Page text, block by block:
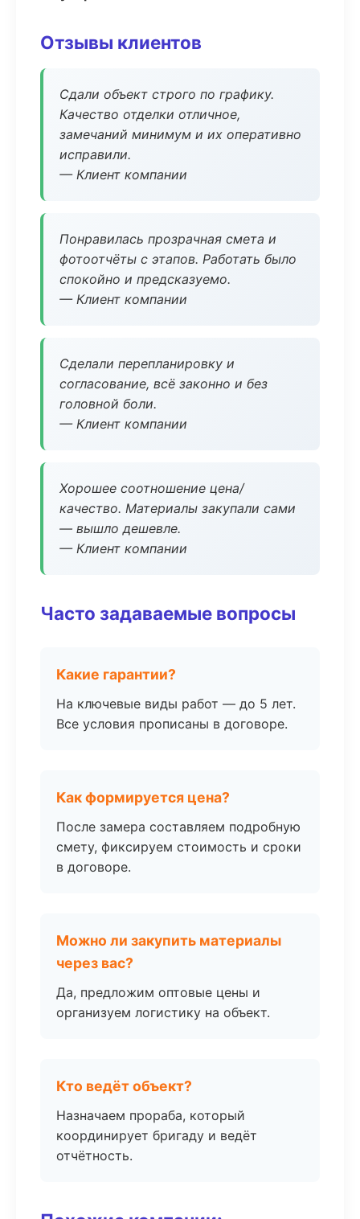
Отзывы клиентов
Сдали объект строго по графику.
Качество отделки отличное,
замечаний минимум и их оперативно
исправили.
— Клиент компании
Понравилась прозрачная смета и
фотоотчёты с этапов. Работать было
спокойно и предсказуемо.
— Клиент компании
Сделали перепланировку и
согласование, всё законно и без
головной боли.
— Клиент компании
Хорошее соотношение цена/
качество. Материалы закупали сами
— вышло дешевле.
— Клиент компании
Часто задаваемые вопросы
Какие гарантии?
На ключевые виды работ — до 5 лет.
Все условия прописаны в договоре.
Как формируется цена?
После замера составляем подробную
смету, фиксируем стоимость и сроки
в договоре.
Можно ли закупить материалы
через вас?
Да, предложим оптовые цены и
организуем логистику на объект.
Кто ведёт объект?
Назначаем прораба, который
координирует бригаду и ведёт
отчётность.